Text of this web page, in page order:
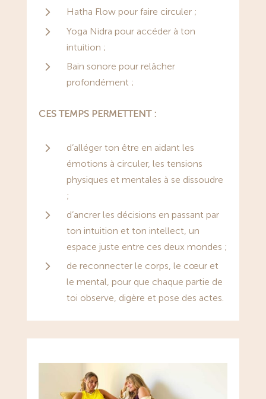
5
Hatha Flow pour faire circuler ;
5
Yoga Nidra pour accéder à ton
intuition ;
5
Bain sonore pour relâcher
profondément ;
CES TEMPS PERMETTENT :
5
d’alléger ton être en aidant les
émotions à circuler, les tensions
physiques et mentales à se dissoudre
;
5
d’ancrer les décisions en passant par
ton intuition et ton intellect, un
espace juste entre ces deux mondes ;
5
de reconnecter le corps, le cœur et
le mental, pour que chaque partie de
toi observe, digère et pose des actes.